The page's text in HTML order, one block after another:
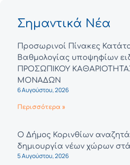
Σημαντικά Νέα
Προσωρινοί Πίνακες
Βαθμολογίας υποψηφίων
ΠΡΟΣΩΠΙΚΟΥ
ΜΟΝΑΔΩΝ
6 Αυγούστου, 2026
Περισσότερα »
Ο Δήμος Κορινθίων
δημιουργία νέων χώρων
5 Αυγούστου, 2026